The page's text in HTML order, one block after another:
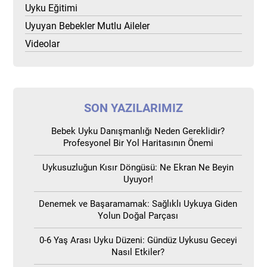
Uyku Eğitimi
Uyuyan Bebekler Mutlu Aileler
Videolar
SON YAZILARIMIZ
Bebek Uyku Danışmanlığı Neden Gereklidir?
Profesyonel Bir Yol Haritasının Önemi
Uykusuzluğun Kısır Döngüsü: Ne Ekran Ne Beyin
Uyuyor!
Denemek ve Başaramamak: Sağlıklı Uykuya Giden
Yolun Doğal Parçası
0-6 Yaş Arası Uyku Düzeni: Gündüz Uykusu Geceyi
Nasıl Etkiler?